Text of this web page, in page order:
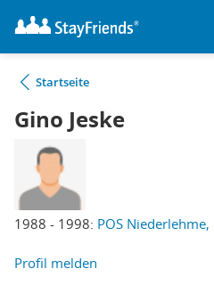
Startseite
Gino Jeske
1988 - 1998: POS
Profil melden